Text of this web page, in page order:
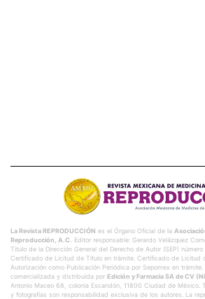
La Revista REPRODUCCIÓN es el Órgano Oficial de la
Reproducción, A.C. Editor responsable: Gerardo Velázquez
Título de la Dirección General del Derecho de Autor (SEP)
Certificado de Licitud de Título en trámite. Certificado de Licitud
Autorización como Publicación Periódica por Sepomex en
comercializada y distribuida por Edición y Farmacia SA de CV
Antonio Maceo 68, colonia Escandón, 11800 Ciudad de México.
y fotografías son responsabilidad exclusiva de los autores. La